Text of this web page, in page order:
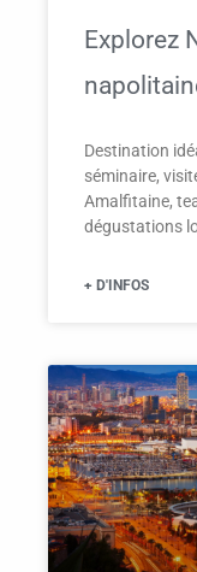
Explorez
Destination
séminaire,
Amalfitaine,
dégustations
+ D'INFOS